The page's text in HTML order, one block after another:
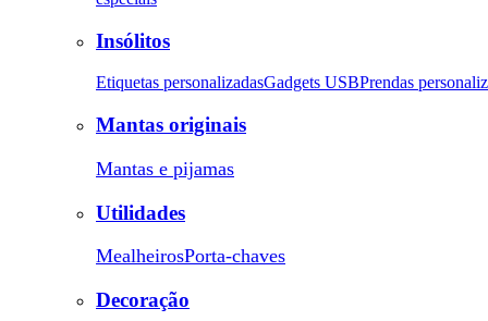
Insólitos
Etiquetas personalizadasGadgets USBPrendas
Mantas originais
Mantas e pijamas
Utilidades
MealheirosPorta-chaves
Decoração